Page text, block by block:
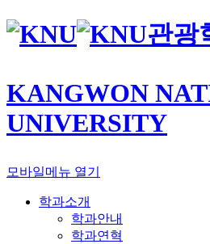
관광
KANGWON
UNIVERSITY
모바일메뉴 열기
학과소개
학과안내
학과연혁